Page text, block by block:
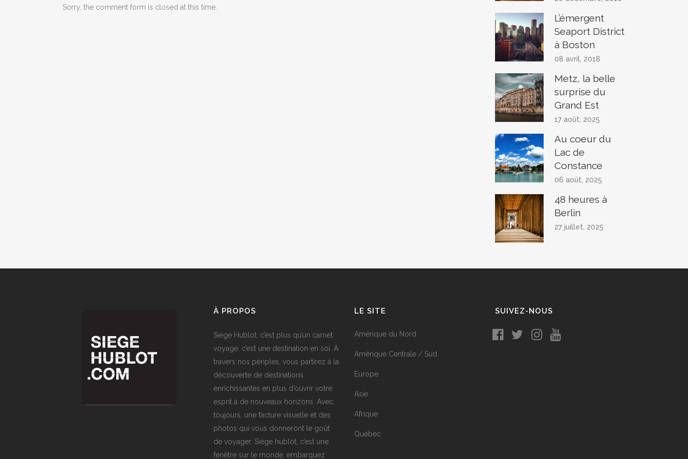
Sorry, the comment form is closed at this time.
L’émergent
Seaport District
à Boston
08 avril, 2018
Metz, la belle
surprise du
Grand Est
17 août, 2025
Au coeur du
Lac de
Constance
06 août, 2025
48 heures à
Berlin
27 juillet, 2025
À PROPOS
Siège Hublot, c’est plus qu’un carnet
voyage, c’est une destination en soi. À
travers nos périples, vous partirez à la
découverte de destinations
enrichissantes en plus d’ouvrir votre
esprit à de nouveaux horizons. Avec,
toujours, une facture visuelle et des
photos qui vous donneront le goût
de voyager. Siège hublot, c’est une
fenêtre sur le monde, embarquez
LE SITE
Amérique du Nord
Amérique Centrale / Sud
Europe
Asie
Afrique
Québec
SUIVEZ-NOUS